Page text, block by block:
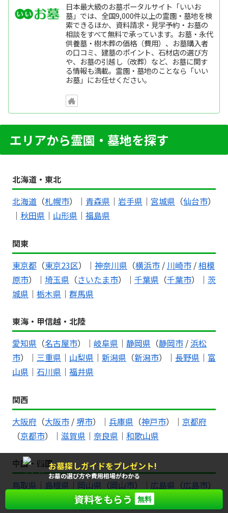
日本最大級のお墓ポータルサイト「いいお
墓」では、全国9,000件以上の霊園・墓地を検
索できるほか、資料請求・見学予約・お墓の
相談をすべて無料で承っています。お墓・永代
供養墓・樹木葬の価格（費用）、お墓購入者
の口コミ、建墓のポイント、石材店の選び方
や、お墓の引越し（改葬）など、お墓に関す
る情報も満載。霊園・墓地のことなら「いい
お墓」にお任せください。
エリアから霊園・墓地を探す
北海道・東北
北海道 （札幌市）｜ 青森県 ｜ 岩手県 ｜ 宮城県 （仙台市）
｜ 秋田県 ｜ 山形県 ｜ 福島県
関東
東京都 （東京23区）｜ 神奈川県 （横浜市 / 川崎市 /相模
原市）｜ 埼玉県 （さいたま市）｜ 千葉県 （千葉市）｜ 茨
城県 ｜ 栃木県 ｜ 群馬県
東海・甲信越・北陸
愛知県 （名古屋市）｜ 岐阜県 ｜ 静岡県 （静岡市 / 浜松
市）｜ 三重県 ｜ 山梨県 ｜ 新潟県 （新潟市）｜ 長野県 ｜ 富
山県 ｜ 石川県 ｜ 福井県
関西
大阪府 （大阪市 / 堺市）｜ 兵庫県 （神戸市）｜ 京都府
（京都市）｜ 滋賀県 ｜ 奈良県 ｜ 和歌山県
中国・四国
鳥取県 ｜ 島根県 ｜ 岡山県 （岡山市）｜ 広島県 （広島市）
｜山口県｜徳島県｜香川県｜愛媛県｜高知県
もれなく
全員に お墓探しガイドをプレゼント!
お墓の選び方や費用相場がわかる
資料をもらう 無料